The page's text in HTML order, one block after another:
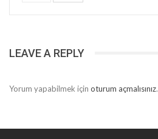
LEAVE A REPLY
Yorum yapabilmek için oturum açmalısınız.